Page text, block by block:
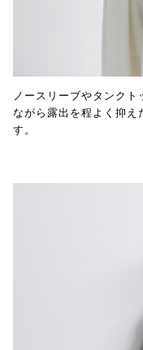
ノースリーブやタンク
ながら露出を程よく抑え
す。